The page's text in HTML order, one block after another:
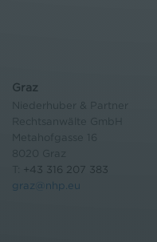
Graz
Niederhuber & Partner
Rechtsanwälte GmbH
Metahofgasse 16
+43 316 207 383
graz@nhp.eu